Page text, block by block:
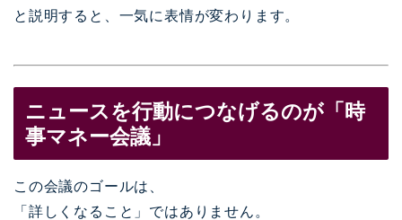
と説明すると、一気に表情が変わります。
ニュースを行動につなげるのが「時
事マネー会議」
この会議のゴールは、
「詳しくなること」ではありません。